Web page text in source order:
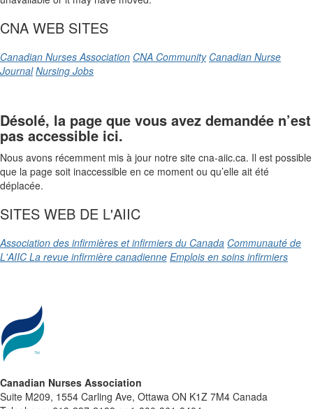
CNA WEB SITES
Canadian Nurses Association CNA Community Canadian Nurse
Journal Nursing Jobs
Désolé, la page que vous avez demandée n’est
pas accessible ici.
Nous avons récemment mis à jour notre site cna-aiic.ca. Il est possible
que la page soit inaccessible en ce moment ou qu’elle ait été
déplacée.
SITES WEB DE L'AIIC
Association des infirmières et infirmiers du Canada Communauté de
L'AIIC La revue infirmière canadienne Emplois en soins infirmiers
Canadian Nurses Association
Suite M209, 1554 Carling Ave, Ottawa ON K1Z 7M4 Canada